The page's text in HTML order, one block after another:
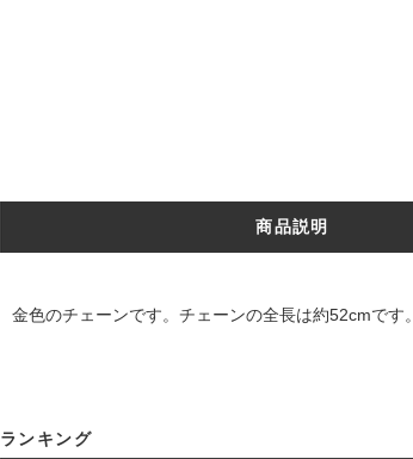
商品説明
金色のチェーンです。チェーンの全長は約52cmです。
ランキング